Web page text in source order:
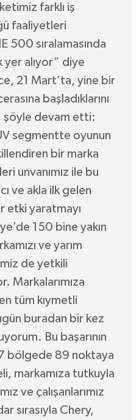
farklı iş
faaliyetleri
500 sıralamasında
yer alıyor” diye
21 Mart’ta, yine bir
başladıklarını
şöyle devam etti:
segmentte oyunun
bir marka
unvanımız ile bu
ve akla ilk gelen
etki yaratmayı
150 bine yakın
ve yarım
de yetkili
Markalarımıza
tüm kıymetli
buradan bir kez
Bu başarının
7 bölgede 89 noktaya
markamıza tutkuyla
ve çalışanlarımız
sırasıyla Chery,